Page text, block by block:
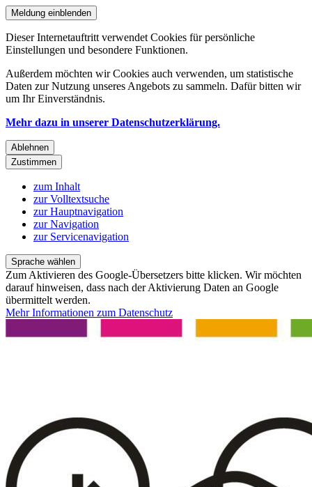
Meldung einblenden
Dieser Internetauftritt verwendet Cookies für persönliche
Einstellungen und besondere Funktionen.
Außerdem möchten wir Cookies auch verwenden, um statistische
Daten zur Nutzung unseres Angebots zu sammeln. Dafür bitten wir
um Ihr Einverständnis.
Mehr dazu in unserer Datenschutzerklärung.
Ablehnen
Zustimmen
zum Inhalt
zur Volltextsuche
zur Hauptnavigation
zur Navigation
zur Servicenavigation
Sprache wählen
Zum Aktivieren des Google-Übersetzers bitte klicken. Wir möchten
darauf hinweisen, dass nach der Aktivierung Daten an Google
übermittelt werden.
Mehr Informationen zum Datenschutz